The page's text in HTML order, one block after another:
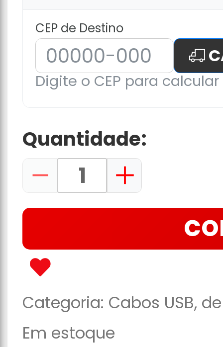
CEP de Destino
Digite o CEP para
Quantidade:
Categoria: Cabos USB,
Em estoque